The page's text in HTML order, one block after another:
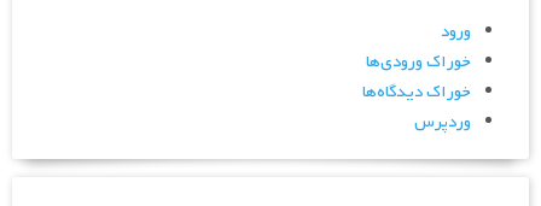
ورود
خوراک ورودی‌ها
خوراک دیدگاه‌ها
وردپرس